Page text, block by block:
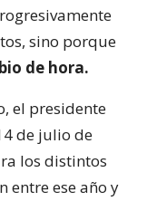
sino porque
de hora.
el presidente
de julio de
los distintos
entre ese año y